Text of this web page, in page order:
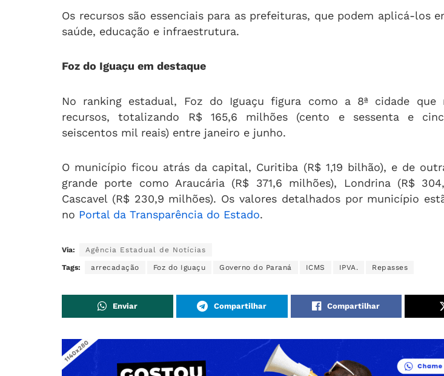
Os recursos são essenciais para as prefeituras, que podem aplicá-los
saúde, educação e infraestrutura.
Foz do Iguaçu em destaque
No ranking estadual, Foz do Iguaçu figura como a 8ª cidade que
recursos, totalizando R$ 165,6 milhões (cento e sessenta e
seiscentos mil reais) entre janeiro e junho.
O município ficou atrás da capital, Curitiba (R$ 1,19 bilhão), e de
grande porte como Araucária (R$ 371,6 milhões), Londrina (R$
Cascavel (R$ 230,9 milhões). Os valores detalhados por município
no Portal da Transparência do Estado.
Via: Agência Estadual de Notícias
Tags: arrecadação Foz do Iguaçu Governo do Paraná ICMS IPVA. Repasses
Enviar Compartilhar Compartilhar